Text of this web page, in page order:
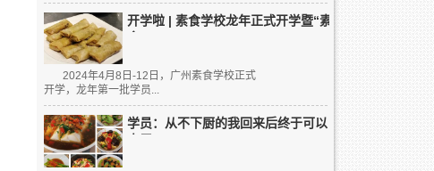
开学啦 | 素食学校龙年正式开学暨“素
食...
2024年4月8日-12日，广州素食学校正式
开学，龙年第一批学员...
学员：从不下厨的我回来后终于可以